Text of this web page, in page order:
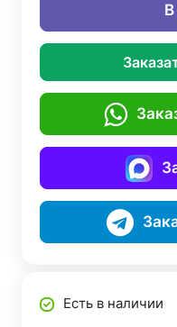
Есть в наличии